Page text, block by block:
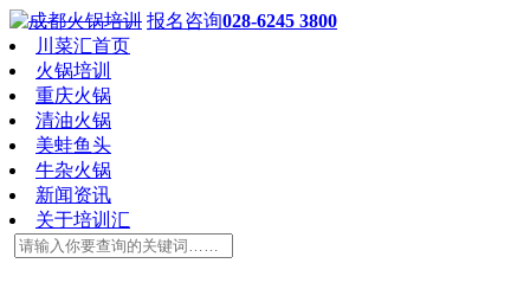
报名咨询028-6245 3800
川菜汇首页
火锅培训
重庆火锅
清油火锅
美蛙鱼头
牛杂火锅
新闻资讯
关于培训汇